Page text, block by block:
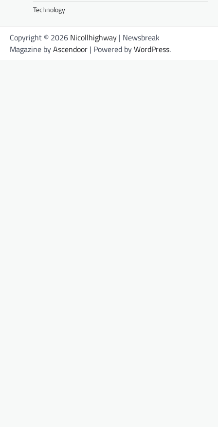
Technology
Copyright © 2026 Nicollhighway | Newsbreak
Magazine byAscendoor | Powered byWordPress.